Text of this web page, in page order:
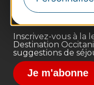
Voyagistes
Inscrivez-vous à
Destination
suggestions de
Je m'abonne